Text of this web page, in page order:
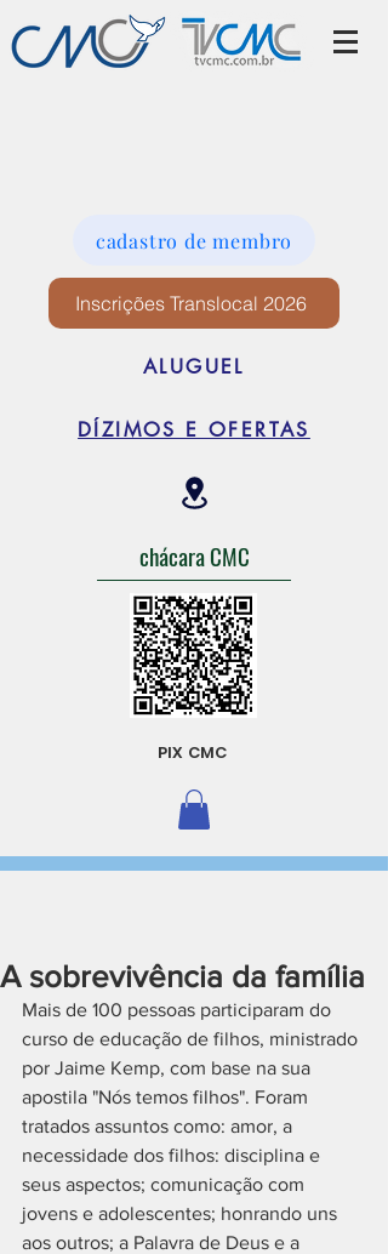
cadastro de membro
Inscrições Translocal 2026
ALUGUEL
DÍZIMOS E OFERTAS
chácara CMC
PIX CMC
A sobrevivência da família
Mais de 100 pessoas participaram do
curso de educação de filhos, ministrado
por Jaime Kemp, com base na sua
apostila "Nós temos filhos". Foram
tratados assuntos como: amor, a
necessidade dos filhos: disciplina e
seus aspectos; comunicação com
jovens e adolescentes; honrando uns
aos outros; a Palavra de Deus e a